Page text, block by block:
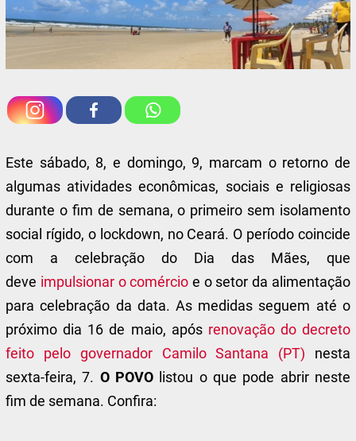
Este sábado, 8, e domingo, 9, marcam o retorno de
algumas atividades econômicas, sociais e religiosas
durante o fim de semana, o primeiro sem isolamento
social rígido, o lockdown, no Ceará. O período coincide
com a celebração do Dia das Mães, que
deve impulsionar o comércio e o setor da alimentação
para celebração da data. As medidas seguem até o
próximo dia 16 de maio, após renovação do decreto
feito pelo governador Camilo Santana (PT) nesta
sexta-feira, 7. O POVO listou o que pode abrir neste
fim de semana. Confira: